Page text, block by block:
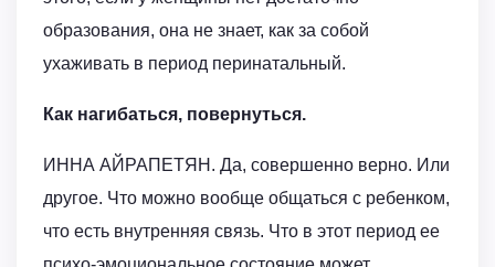
образования, она не знает, как за собой
ухаживать в период перинатальный.
Как нагибаться, повернуться.
ИННА АЙРАПЕТЯН. Да, совершенно верно. Или
другое. Что можно вообще общаться с ребенком,
что есть внутренняя связь. Что в этот период ее